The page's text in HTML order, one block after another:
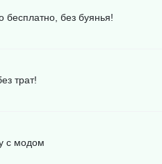
бесплатно, без буянья!
трат!
с модом